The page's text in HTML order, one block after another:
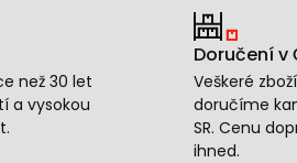
než 30 let
a vysokou
Doručení v
Veškeré
doručíme
SR. Cenu
ihned.